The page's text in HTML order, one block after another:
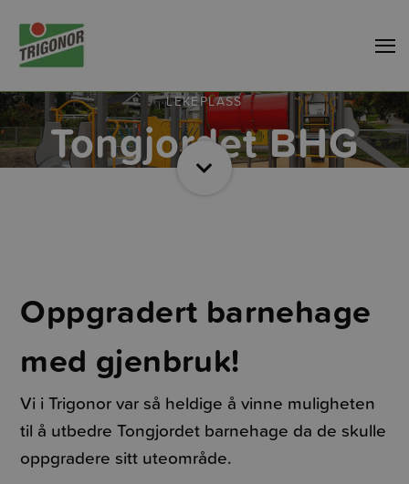
LEKEPLASS
Tongjordet BHG
Oppgradert barnehage
med gjenbruk!
Vi i Trigonor var så heldige å vinne muligheten
til å utbedre Tongjordet barnehage da de skulle
oppgradere sitt uteområde.